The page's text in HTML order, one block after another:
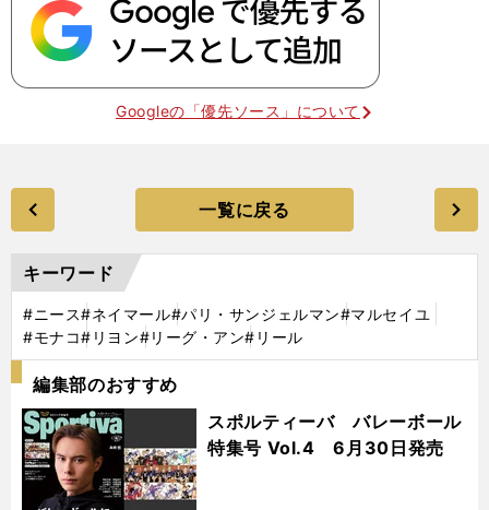
Googleの「優先ソース」について
一覧に戻る
キーワード
#ニース#ネイマール#パリ・サンジェルマン#マルセイユ
#モナコ#リヨン#リーグ・アン#リール
編集部のおすすめ
スポルティーバ バレーボール
特集号 Vol.4 6月30日発売